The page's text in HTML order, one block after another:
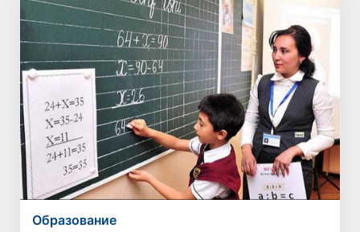
Образование